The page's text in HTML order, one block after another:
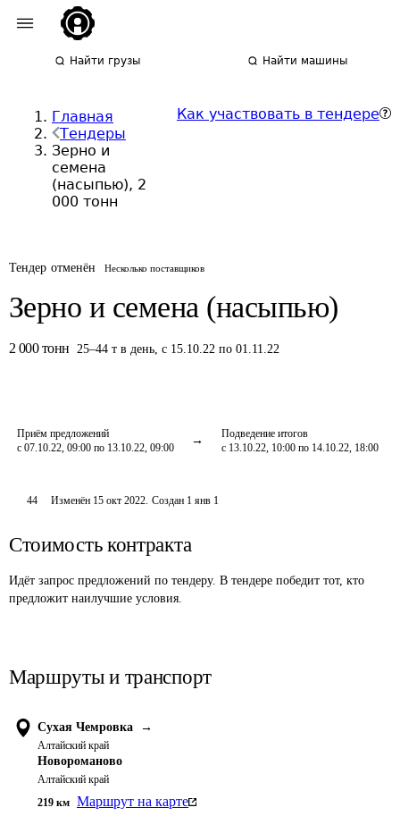
Найти грузы Найти машины
Главная
Тендеры
Зерно и
семена
(насыпью), 2
000 тонн
Как участвовать в тендере
Тендер отменён Несколько поставщиков
Зерно и семена (насыпью)
2 000 тонн 25–44 т в день, с 15.10.22 по 01.11.22
Приём предложений
с 07.10.22, 09:00 по 13.10.22, 09:00
Подведение итогов
с 13.10.22, 10:00 по 14.10.22, 18:00
44 Изменён 15 окт 2022. Создан 1 янв 1
Стоимость контракта
Идёт запрос предложений по тендеру. В тендере победит тот, кто
предложит наилучшие условия.
Маршруты и транспорт
Сухая Чемровка →
Алтайский край
Новороманово
Алтайский край
219 км Маршрут на карте